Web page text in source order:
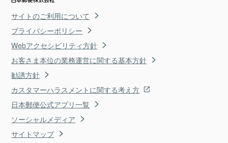
サイトのご利用について
プライバシーポリシー
Webアクセシビリティ方針
お客さま本位の業務運営に関する基本方針
勧誘方針
カスタマーハラスメントに関する考え方
日本郵便公式アプリ一覧
ソーシャルメディア
サイトマップ